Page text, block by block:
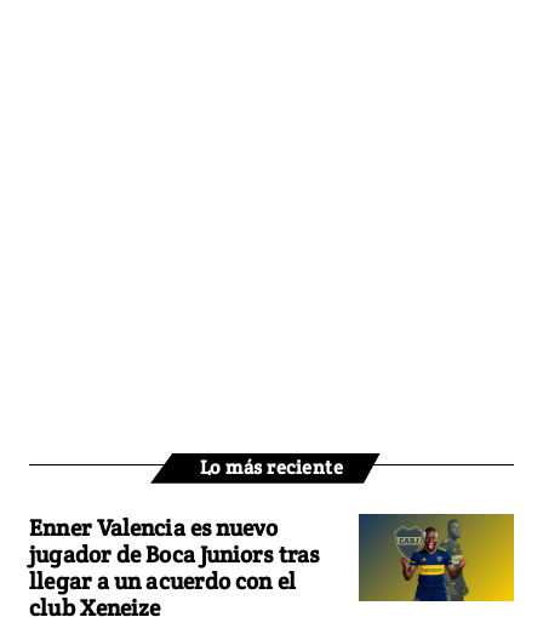
Lo más reciente
Enner Valencia es nuevo
jugador de Boca Juniors tras
llegar a un acuerdo con el
club Xeneize